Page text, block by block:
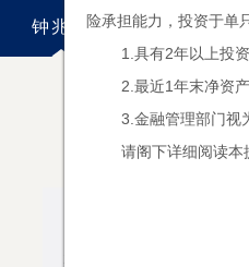
险承担能力，投资于单
1.具有2年以上投
2.最近1年末净资
3.金融管理部门视
请阁下详细阅读
钟兆民 陆江川